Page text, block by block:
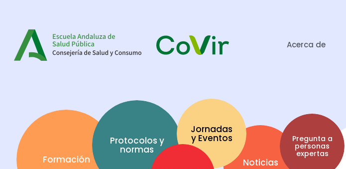
Acerca de
Formación
Protocolos y
normas
Jornadas
y Eventos
Noticias
Pregunta a
personas
expertas